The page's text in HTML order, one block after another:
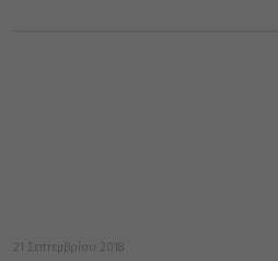
21 Σεπτεμβρίου 2018